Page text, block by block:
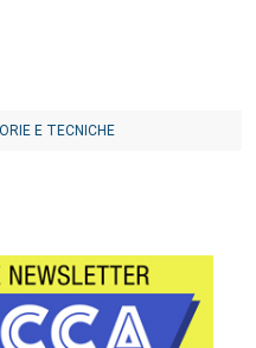
E TECNICHE